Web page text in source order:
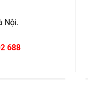
Nội.
688